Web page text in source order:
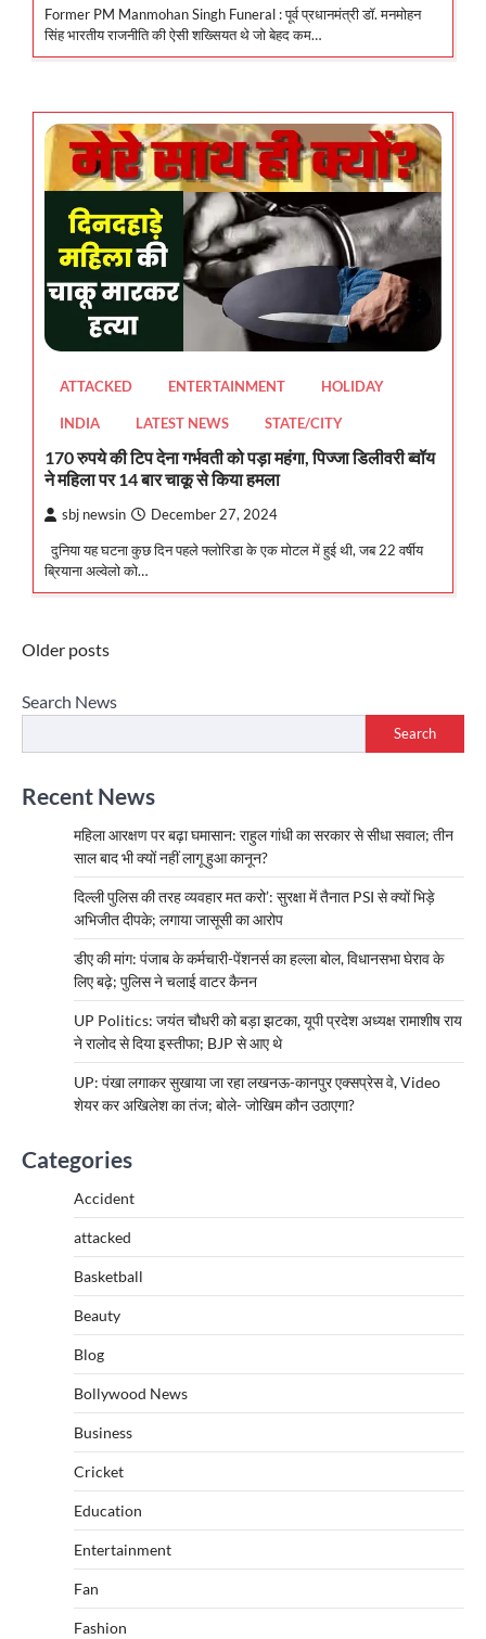
Former PM Manmohan Singh Funeral : पूर्व प्रधानमंत्री डॉ. मनमोहन
सिंह भारतीय राजनीति की ऐसी शख्सियत थे जो बेहद कम…
ATTACKED ENTERTAINMENT HOLIDAY
INDIA LATEST NEWS STATE/CITY
170 रुपये की टिप देना गर्भवती को पड़ा महंगा, पिज्जा डिलीवरी ब्वॉय
ने महिला पर 14 बार चाकू से किया हमला
sbj newsin December 27, 2024
दुनिया यह घटना कुछ दिन पहले फ्लोरिडा के एक मोटल में हुई थी, जब 22 वर्षीय
ब्रियाना अल्वेलो को…
Posts
Older posts
Search News
Search
Recent News
महिला आरक्षण पर बढ़ा घमासान: राहुल गांधी का सरकार से सीधा सवाल; तीन
साल बाद भी क्यों नहीं लागू हुआ कानून?
दिल्ली पुलिस की तरह व्यवहार मत करो’: सुरक्षा में तैनात PSI से क्यों भिड़े
अभिजीत दीपके; लगाया जासूसी का आरोप
डीए की मांग: पंजाब के कर्मचारी-पेंशनर्स का हल्ला बोल, विधानसभा घेराव के
लिए बढ़े; पुलिस ने चलाई वाटर कैनन
UP Politics: जयंत चौधरी को बड़ा झटका, यूपी प्रदेश अध्यक्ष रामाशीष राय
ने रालोद से दिया इस्तीफा; BJP से आए थे
UP: पंखा लगाकर सुखाया जा रहा लखनऊ-कानपुर एक्सप्रेस वे, Video
शेयर कर अखिलेश का तंज; बोले- जोखिम कौन उठाएगा?
Categories
Accident
attacked
Basketball
Beauty
Blog
Bollywood News
Business
Cricket
Education
Entertainment
Fan
Fashion